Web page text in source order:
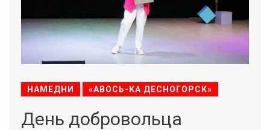
НАМЕДНИ «АВОСЬ-КА ДЕСНОГОРСК»
День добровольца